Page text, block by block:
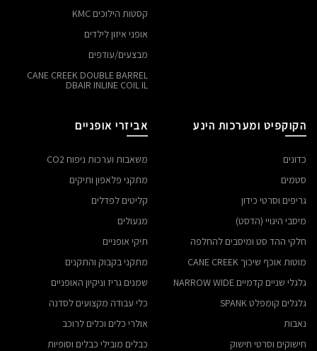
קסטות הילוכים KMC
אופני איזון לילדים
מבצעים/עודפים
CANE CREEK DOUBLE BARREL
DBAIR INLINE COIL IL
הקוקפיט ומערכות הינע
כדונים
סטמים
גריפים וסרטי כידון
מיסבי היגויי (הדסט)
חלקי ההד סט ומיסבים להחלפה
מוטות אוכף שיכוך CANE CREEK
גלגלי שניים קדמיים NARROW WIDE
גלגלים קומפלט SPANK
נאבות
חישוקים וסרטי חישוק
אביזרי אופניים
משאבות וערכות ניפוח CO2
מתקני פלאפון ותיקים
קליטים לפדלים
מנעולים
תיקי אופניים
מתקני בקבוק והתקנים
שמנים גריז וניקיון האופניים
כלי עבודה מקצועים לסדנה
אולרי כלים וכלים לרוכב
כבלים מובילי כבלים וסופיות